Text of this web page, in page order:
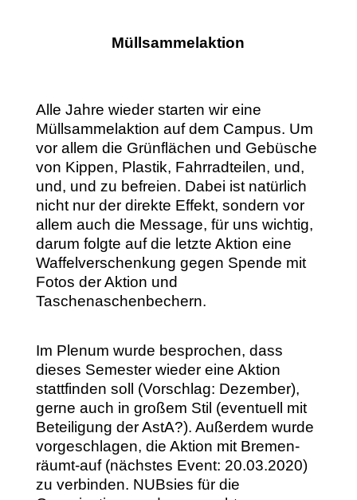
Müllsammelaktion
Alle Jahre wieder starten wir eine
Müllsammelaktion auf dem Campus. Um
vor allem die Grünflächen und Gebüsche
von Kippen, Plastik, Fahrradteilen, und,
und, und zu befreien. Dabei ist natürlich
nicht nur der direkte Effekt, sondern vor
allem auch die Message, für uns wichtig,
darum folgte auf die letzte Aktion eine
Waffelverschenkung gegen Spende mit
Fotos der Aktion und
Taschenaschenbechern.
Im Plenum wurde besprochen, dass
dieses Semester wieder eine Aktion
stattfinden soll (Vorschlag: Dezember),
gerne auch in großem Stil (eventuell mit
Beteiligung der AstA?). Außerdem wurde
vorgeschlagen, die Aktion mit Bremen-
räumt-auf (nächstes Event: 20.03.2020)
zu verbinden. NUBsies für die